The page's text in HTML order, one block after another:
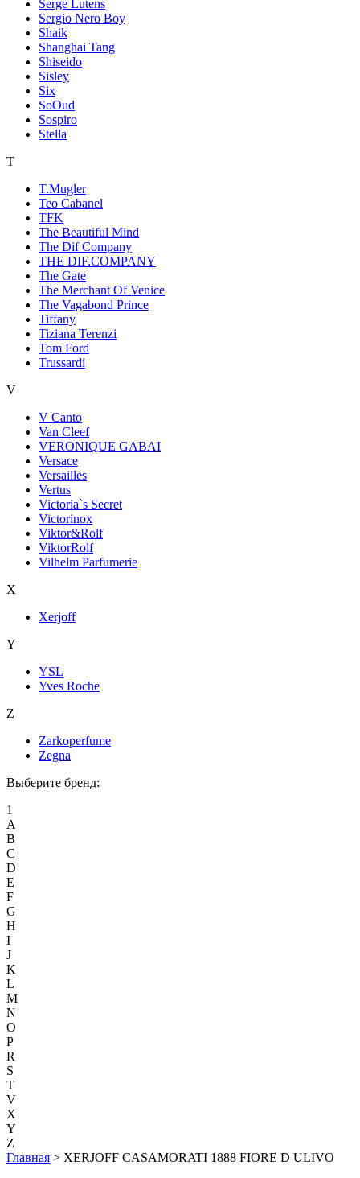
Serge Lutens
Sergio Nero Boy
Shaik
Shanghai Tang
Shiseido
Sisley
Six
SoOud
Sospiro
Stella
T
T.Mugler
Teo Cabanel
TFK
The Beautiful Mind
The Dif Company
THE DIF.COMPANY
The Gate
The Merchant Of Venice
The Vagabond Prince
Tiffany
Tiziana Terenzi
Tom Ford
Trussardi
V
V Canto
Van Cleef
VERONIQUE GABAI
Versace
Versailles
Vertus
Victoria`s Secret
Victorinox
Viktor&Rolf
ViktorRolf
Vilhelm Parfumerie
X
Xerjoff
Y
YSL
Yves Roche
Z
Zarkoperfume
Zegna
Выберите бренд:
1
A
B
C
D
E
F
G
H
I
J
K
L
M
N
O
P
R
S
T
V
X
Y
Z
Главная > XERJOFF CASAMORATI 1888 FIORE D ULIVO